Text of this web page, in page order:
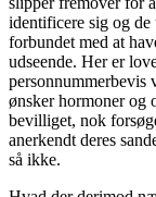
identificere sig og
forbundet med at
udseende. Her er
personnummerbevis
ønsker hormoner og
bevilliget, nok
anerkendt deres
så ikke.